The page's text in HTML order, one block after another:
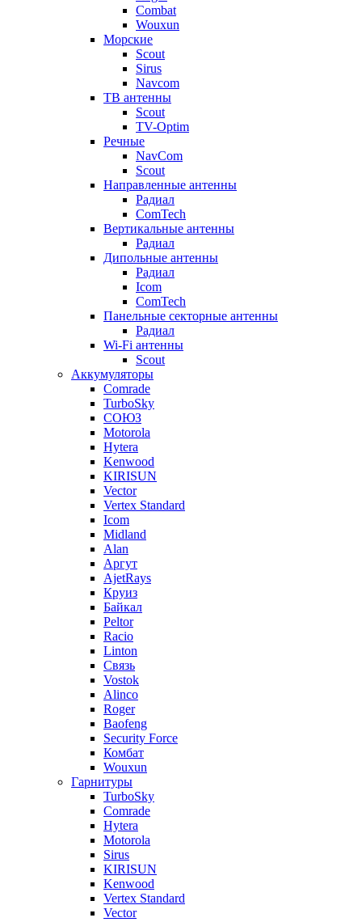
Combat
Wouxun
Морские
Scout
Sirus
Navcom
ТВ антенны
Scout
TV-Optim
Речные
NavCom
Scout
Направленные антенны
Радиал
ComTech
Вертикальные антенны
Радиал
Дипольные антенны
Радиал
Icom
ComTech
Панельные секторные антенны
Радиал
Wi-Fi антенны
Scout
Аккумуляторы
Comrade
TurboSky
СОЮЗ
Motorola
Hytera
Kenwood
KIRISUN
Vector
Vertex Standard
Icom
Midland
Alan
Аргут
AjetRays
Круиз
Байкал
Peltor
Racio
Linton
Связь
Vostok
Alinco
Roger
Baofeng
Security Force
Комбат
Wouxun
Гарнитуры
TurboSky
Comrade
Hytera
Motorola
Sirus
KIRISUN
Kenwood
Vertex Standard
Vector